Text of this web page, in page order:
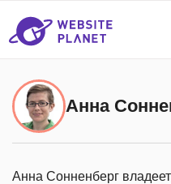
Анна
Анна Сонненберг